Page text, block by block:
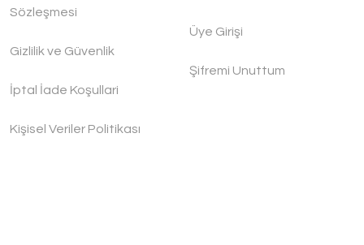
Sözleşmesi
Gizlilik ve Güvenlik
İptal İade Koşullari
Kişisel Veriler Politikası
Üye Girişi
Şifremi Unuttum